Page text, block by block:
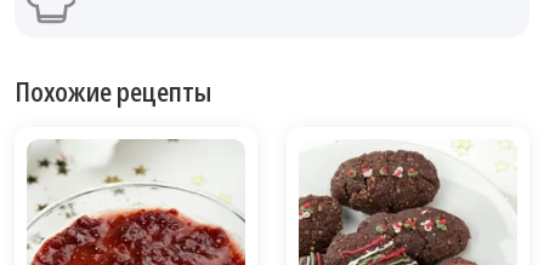
Похожие рецепты